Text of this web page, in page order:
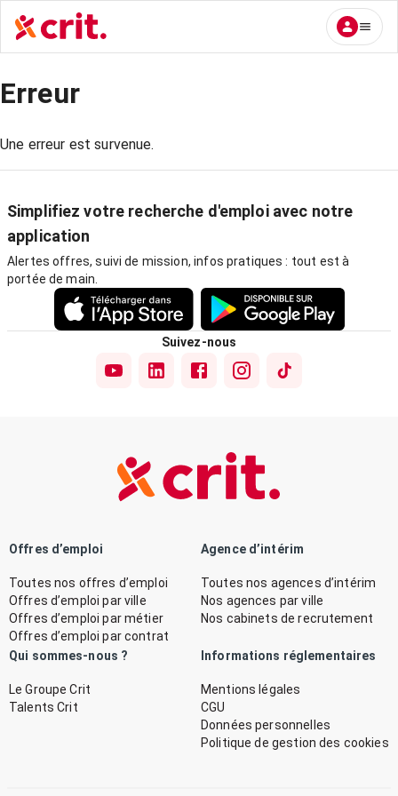
Erreur
Une erreur est survenue.
Simplifiez votre recherche d'emploi avec notre
application
Alertes offres, suivi de mission, infos pratiques : tout est à
portée de main.
Suivez-nous
Offres d’emploi
Toutes nos offres d’emploi
Offres d’emploi par ville
Offres d’emploi par métier
Offres d’emploi par contrat
Agence d’intérim
Toutes nos agences d’intérim
Nos agences par ville
Nos cabinets de recrutement
Qui sommes-nous ?
Le Groupe Crit
Talents Crit
Informations réglementaires
Mentions légales
CGU
Données personnelles
Politique de gestion des cookies